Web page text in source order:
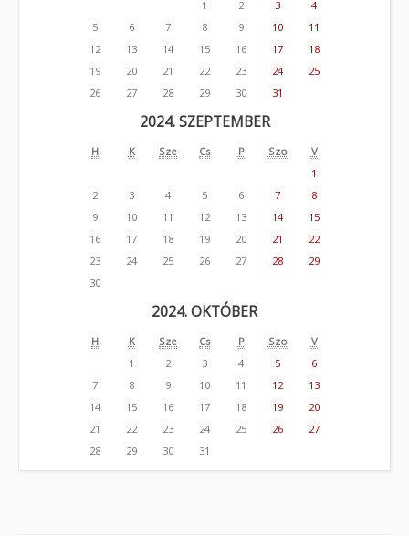
1
2 3
4
5
6 7 8 9 10
11
12
13 14 15 16 17
18
19
20 21 22 23 24
25
26
27 28 29 30 31
2024. SZEPTEMBER
H K Sze Cs P Szo
V
1
2
3 4 5 6 7
8
9
10 11 12 13 14
15
16
17 18 19 20 21
22
23
24 25 26 27 28
29
30
2024. OKTÓBER
H K Sze Cs P Szo
V
1
2 3 4 5
6
7
8 9 10 11 12
13
14
15 16 17 18 19
20
21
22 23 24 25 26
27
28
29 30 31